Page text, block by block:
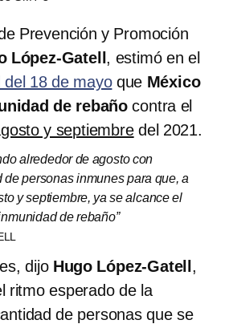
Prevención y Promoción
López-Gatell , estimó en el
18 de mayoque México
de rebañocontra el
y septiembredel 2021.
alrededor de agosto con
personas inmunes para que, a
y septiembre, ya se alcance el
de rebaño”
dijo Hugo López-Gatell ,
ritmo esperado de la
de personas que se